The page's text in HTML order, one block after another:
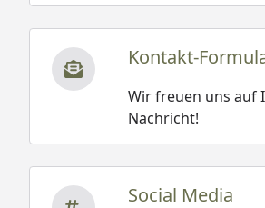
Kontakt-
Wir freuen uns auf
Nachricht!
Social Media